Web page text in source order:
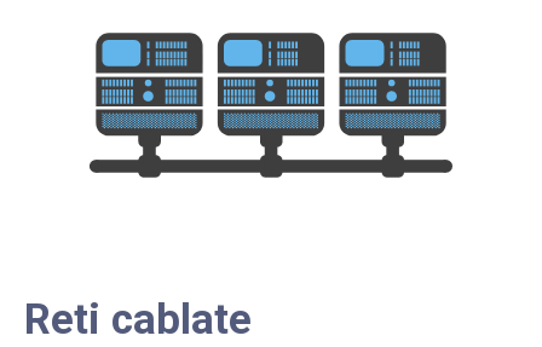
Reti cablate